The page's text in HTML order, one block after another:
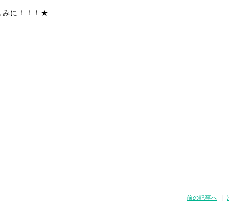
みに！！！★
前の記事へ